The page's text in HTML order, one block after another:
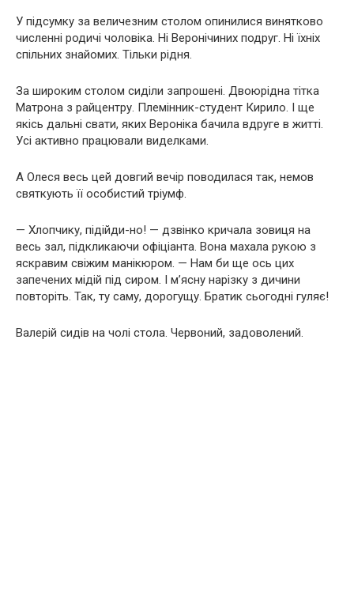
У підсумку за величезним столом опинилися винятково
численні родичі чоловіка. Ні Веронічиних подруг. Ні їхніх
спільних знайомих. Тільки рідня.
За широким столом сиділи запрошені. Двоюрідна тітка
Матрона з райцентру. Племінник-студент Кирило. І ще
якісь дальні свати, яких Вероніка бачила вдруге в житті.
Усі активно працювали виделками.
А Олеся весь цей довгий вечір поводилася так, немов
святкують її особистий тріумф.
— Хлопчику, підійди-но! — дзвінко кричала зовиця на
весь зал, підкликаючи офіціанта. Вона махала рукою з
яскравим свіжим манікюром. — Нам би ще ось цих
запечених мідій під сиром. І м’ясну нарізку з дичини
повторіть. Так, ту саму, дорогущу. Братик сьогодні гуляє!
Валерій сидів на чолі стола. Червоний, задоволений.